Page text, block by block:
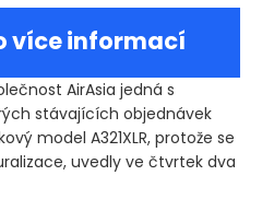
více informací
AirAsia jedná s
stávajících objednávek
model A321XLR, protože se
uvedly ve čtvrtek dva